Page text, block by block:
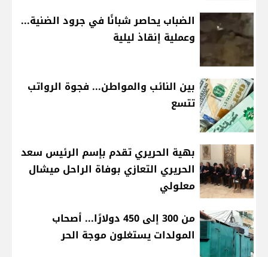
الضباب يحاصر شبانًا في جرود الضنية...
وعملية إنقاذ ليلية
بين النائب والمواطن... فجوة الرواتب
تتسع
بهية الحريري تقدم بإسم الرئيس سعد
الحريري التعازي بوفاة الراحل ميشال
معلولي
من 300 إلى 450 دولارًا... أصحاب
المولدات يستغلون موجة الحر